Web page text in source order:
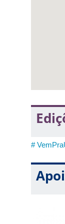
9h às 11h
Local:
#